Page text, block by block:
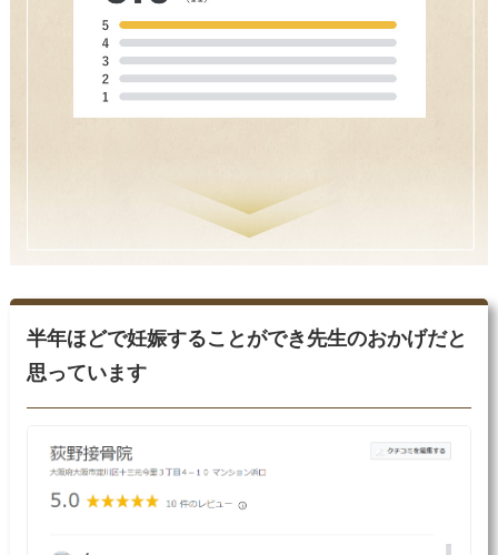
半年ほどで妊娠することができ先生のおかげだと
思っています